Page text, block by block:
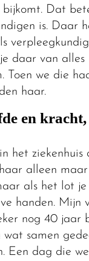
bijkomt. Dat
is. Daar
daar van
Toen we die
haar.
en kracht,
het
alleen
als het lot
handen. Mijn
nog 40 jaar
wat samen
Een dag die